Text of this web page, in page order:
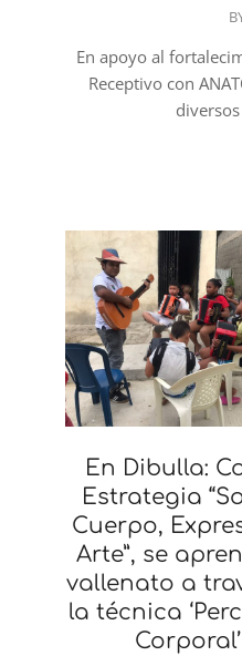
07En apoyo al
Receptivo con
En Dibulla:
Estrategia
Cuerpo,
Arte”, se
vallenato a
la técnica
Corporal’